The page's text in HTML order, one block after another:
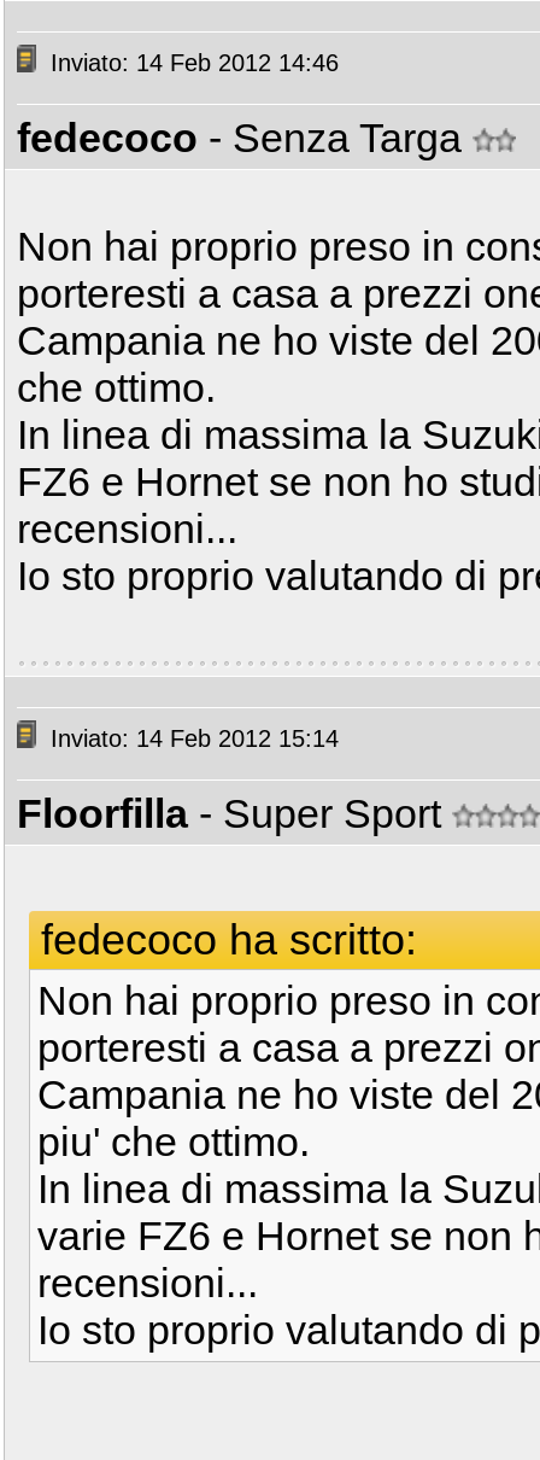
Inviato: 14 Feb 2012 14:46
fedecoco - Senza Targa
Non hai proprio preso in
porteresti a casa a prezzi
Campania ne ho viste del
che ottimo.
In linea di massima la
FZ6 e Hornet se non ho
recensioni...
Io sto proprio valutando di
Inviato: 14 Feb 2012 15:14
Floorfilla - Super Sport
fedecoco ha scritto:
Non hai proprio preso in
porteresti a casa a prezzi
Campania ne ho viste del
piu' che ottimo.
In linea di massima la
varie FZ6 e Hornet se non
recensioni...
Io sto proprio valutando di